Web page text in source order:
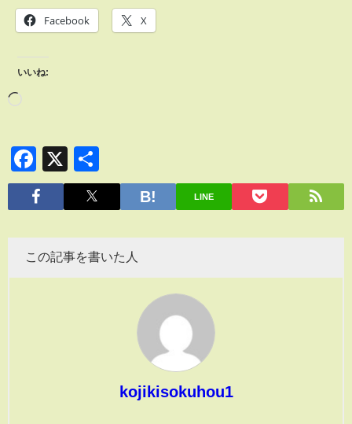
Facebook X
いいね:
Facebook
X
有
LINE
この記事を書いた人
kojikisokuhou1